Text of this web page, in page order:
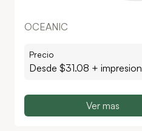
OCEANIC
Precio
Desde $31.08 + impresion
Ver mas